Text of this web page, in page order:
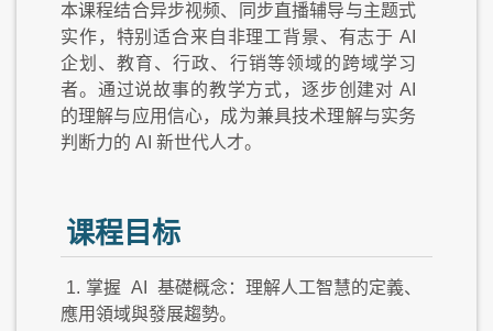
本课程结合异步视频、同步直播辅导与主题式
实作，特别适合来自非理工背景、有志于 AI
企划、教育、行政、行销等领域的跨域学习
者。通过说故事的教学方式，逐步创建对 AI
的理解与应用信心，成为兼具技术理解与实务
判断力的 AI 新世代人才。
课程目标
1. 掌握 AI
基礎概念：理解人工智慧的定義、
應用領域與發展趨勢。